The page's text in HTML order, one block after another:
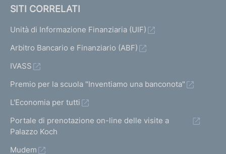
SITI CORRELATI
Unità di Informazione Finanziaria (UIF)
Arbitro Bancario e Finanziario (ABF)
IVASS
Premio per la scuola "Inventiamo una banconota"
L'Economia per tutti
Portale di prenotazione on-line delle visite a
Palazzo Koch
Mudem